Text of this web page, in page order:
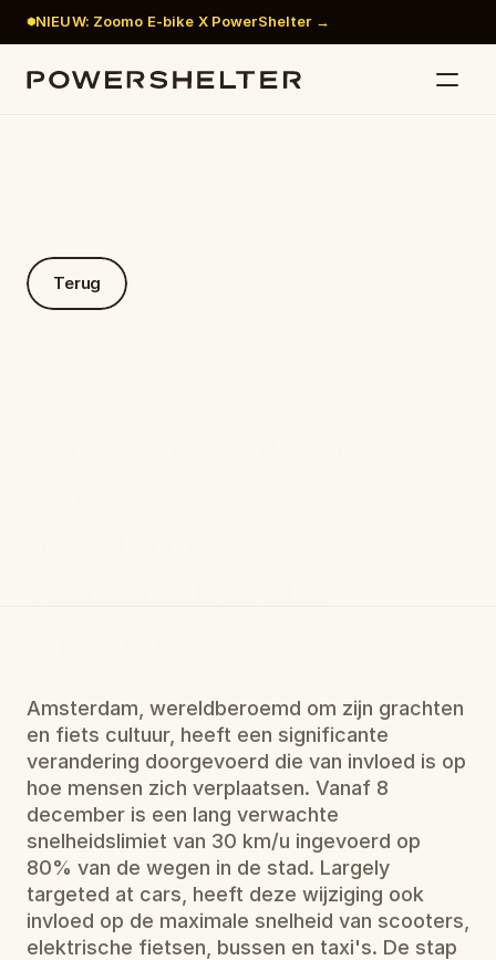
NIEUW: Zoomo E-bike X PowerShelter →
Terug
Amsterdam, wereldberoemd om zijn grachten
en fiets cultuur, heeft een significante
verandering doorgevoerd die van invloed is op
hoe mensen zich verplaatsen. Vanaf 8
december is een lang verwachte
snelheidslimiet van 30 km/u ingevoerd op
80% van de wegen in de stad. Largely
targeted at cars, heeft deze wijziging ook
invloed op de maximale snelheid van scooters,
elektrische fietsen, bussen en taxi's. De stap